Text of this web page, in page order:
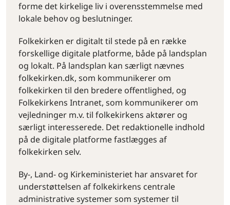
forme det kirkelige liv i overensstemmelse med
lokale behov og beslutninger.
Folkekirken er digitalt til stede på en række
forskellige digitale platforme, både på landsplan
og lokalt. På landsplan kan særligt nævnes
folkekirken.dk, som kommunikerer om
folkekirken til den bredere offentlighed, og
Folkekirkens Intranet, som kommunikerer om
vejledninger m.v. til folkekirkens aktører og
særligt interesserede. Det redaktionelle indhold
på de digitale platforme fastlægges af
folkekirken selv.
By-, Land- og Kirkeministeriet har ansvaret for
understøttelsen af folkekirkens centrale
administrative systemer som systemer til